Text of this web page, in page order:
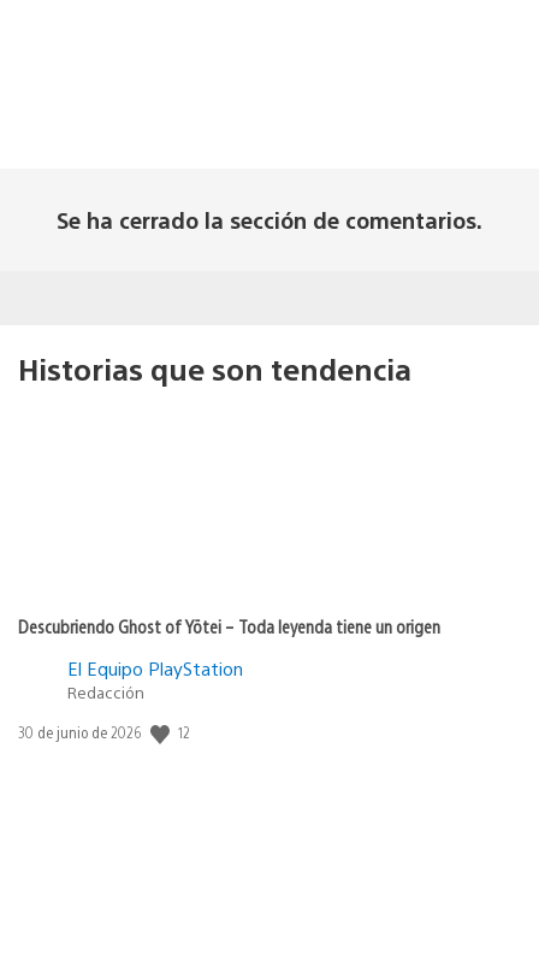
Se ha cerrado la sección de comentarios.
Historias que son tendencia
Descubriendo Ghost of Yōtei – Toda leyenda tiene un origen
El Equipo PlayStation
Redacción
Fecha
30 de junio de 2026 12